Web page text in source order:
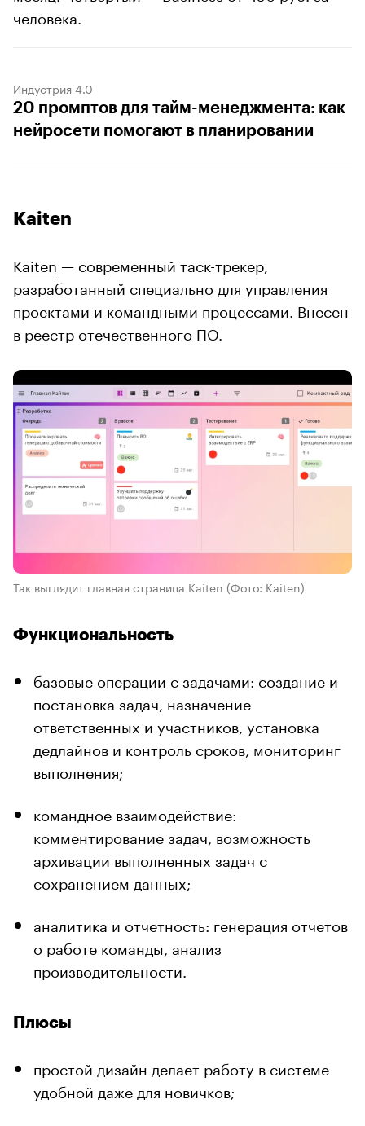
человека.
Индустрия 4.0
20 промптов для тайм-менеджмента: как
нейросети помогают в планировании
Kaiten
Kaiten — современный таск-трекер,
разработанный специально для управления
проектами и командными процессами. Внесен
в реестр отечественного ПО.
Так выглядит главная страница Kaiten (Фото: Kaiten)
Функциональность
базовые операции с задачами: создание и
постановка задач, назначение
ответственных и участников, установка
дедлайнов и контроль сроков, мониторинг
выполнения;
командное взаимодействие:
комментирование задач, возможность
архивации выполненных задач с
сохранением данных;
аналитика и отчетность: генерация отчетов
о работе команды, анализ
производительности.
Плюсы
простой дизайн делает работу в системе
удобной даже для новичков;